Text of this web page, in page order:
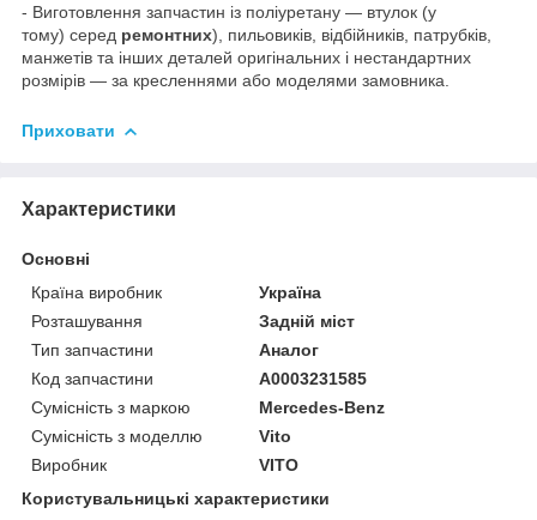
- Виготовлення запчастин із поліуретану — втулок (у
тому) серед ремонтних), пильовиків, відбійників, патрубків,
манжетів та інших деталей оригінальних і нестандартних
розмірів — за кресленнями або моделями замовника.
Приховати
Характеристики
Основні
Країна виробник
Україна
Розташування
Задній міст
Тип запчастини
Аналог
Код запчастини
А0003231585
Сумісність з маркою
Mercedes-Benz
Сумісність з моделлю
Vito
Виробник
VITO
Користувальницькі характеристики